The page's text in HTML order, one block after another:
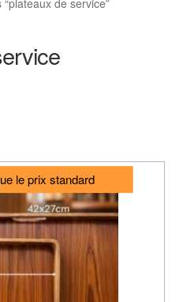
le prix standard